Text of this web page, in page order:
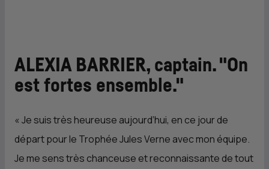
ALEXIA BARRIER, captain. "On
est fortes ensemble."
« Je suis très heureuse aujourd’hui, en ce jour de
départ pour le Trophée Jules Verne avec mon équipe.
Je me sens très chanceuse et reconnaissante de tout